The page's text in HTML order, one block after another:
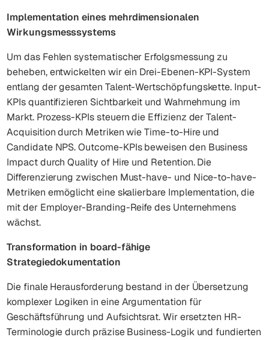
Implementation eines mehrdimensionalen
Wirkungsmesssystems
Um das Fehlen systematischer Erfolgsmessung zu
beheben, entwickelten wir ein Drei-Ebenen-KPI-System
entlang der gesamten Talent-Wertschöpfungskette. Input-
KPIs quantifizieren Sichtbarkeit und Wahrnehmung im
Markt. Prozess-KPIs steuern die Effizienz der Talent-
Acquisition durch Metriken wie Time-to-Hire und
Candidate NPS. Outcome-KPIs beweisen den Business
Impact durch Quality of Hire und Retention. Die
Differenzierung zwischen Must-have- und Nice-to-have-
Metriken ermöglicht eine skalierbare Implementation, die
mit der Employer-Branding-Reife des Unternehmens
wächst.
Transformation in board-fähige
Strategiedokumentation
Die finale Herausforderung bestand in der Übersetzung
komplexer Logiken in eine Argumentation für
Geschäftsführung und Aufsichtsrat. Wir ersetzten HR-
Terminologie durch präzise Business-Logik und fundierten